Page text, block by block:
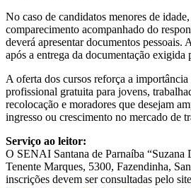
No caso de candidatos menores de
comparecimento acompanhado do
deverá apresentar documentos pessoais.
após a entrega da documentação exigida
A oferta dos cursos reforça a
profissional gratuita para jovens,
recolocação e moradores que desejam
ingresso ou crescimento no mercado de
Serviço ao leitor:
O SENAI Santana de Parnaíba “Suzana
Tenente Marques, 5300, Fazendinha,
inscrições devem ser consultadas pelo